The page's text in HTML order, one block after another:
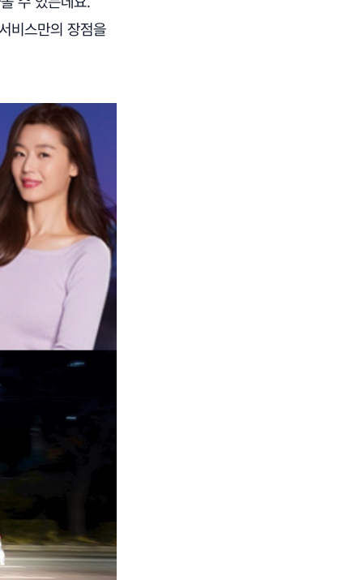
비스만의 장점을